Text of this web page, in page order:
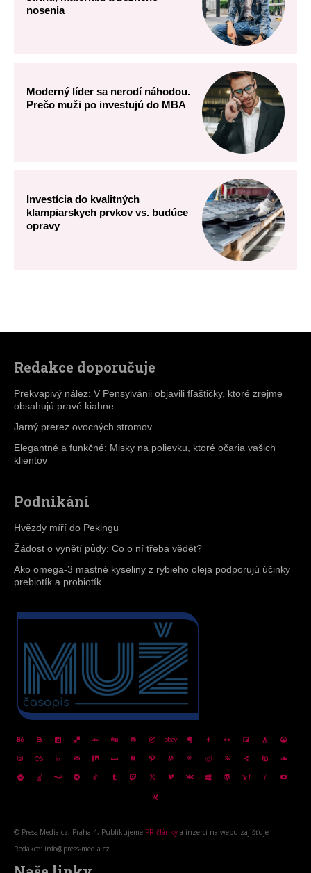
Redakce doporučuje
Prekvapivý nález: V Pensylvánii objavili fľaštičky, ktoré zrejme
obsahujú pravé kiahne
Jarný prerez ovocných stromov
Elegantné a funkčné: Misky na polievku, ktoré očaria vašich
klientov
Podnikání
Hvězdy míří do Pekingu
Žádost o vynětí půdy: Co o ní třeba vědět?
Ako omega-3 mastné kyseliny z rybieho oleja podporujú účinky
prebiotík a probiotík
© Press-Media.cz, Praha 4, Publikujeme PR články a inzerci na webu zajišťuje
Redakce: info@press-media.cz